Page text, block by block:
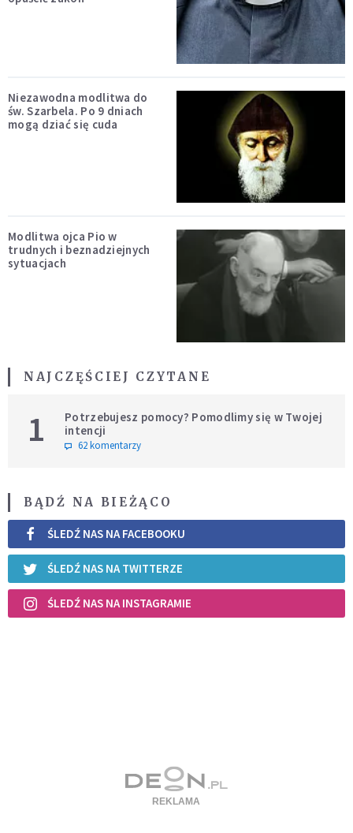
Niezawodna modlitwa do
św. Szarbela. Po 9 dniach
mogą dziać się cuda
Modlitwa ojca Pio w
trudnych i beznadziejnych
sytuacjach
NAJCZĘŚCIEJ CZYTANE
1
Potrzebujesz pomocy? Pomodlimy się w Twojej
intencji
62 komentarzy
BĄDŹ NA BIEŻĄCO
ŚLEDŹ NAS NA FACEBOOKU
ŚLEDŹ NAS NA TWITTERZE
ŚLEDŹ NAS NA INSTAGRAMIE